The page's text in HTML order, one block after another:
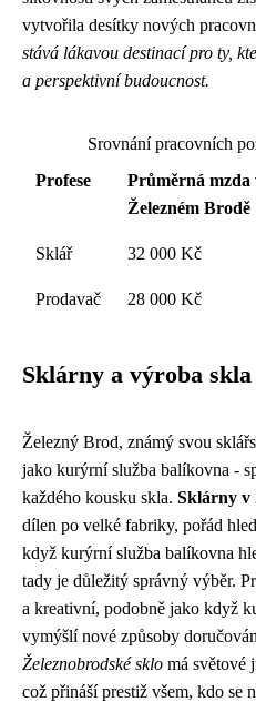
vytvořila desítky nových
stává lákavou destinací pro ty,
a perspektivní budoucnost.
Srovnání pracovních
Profese
Průměrná mzda
Železném Brodě
Sklář 32 000 Kč
Prodavač 28 000 Kč
Sklárny a výroba skla
Železný Brod, známý svou
jako kurýrní služba balíkovna -
každého kousku skla. Sklárny v
dílen po velké fabriky, pořád
když kurýrní služba balíkovna
tady je důležitý správný výběr.
a kreativní, podobně jako když
vymýšlí nové způsoby
Železnobrodské sklo má světové
což přináší prestiž všem, kdo se